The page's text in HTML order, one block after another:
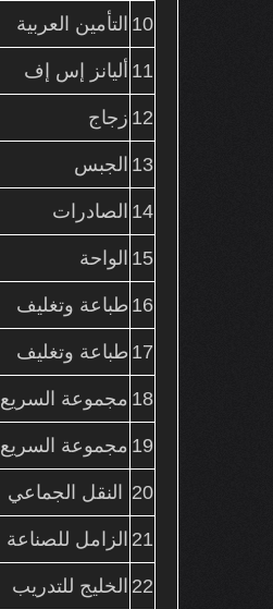
10 التأمين العربية
11 أليانز إس إف
12 زجاج
13 الجبس
14 الصادرات
15 الواحة
16 طباعة وتغليف
17 طباعة وتغليف
18 مجموعة السريع
19 مجموعة السريع
20 النقل الجماعي
21 الزامل للصناعة
22 الخليج للتدريب